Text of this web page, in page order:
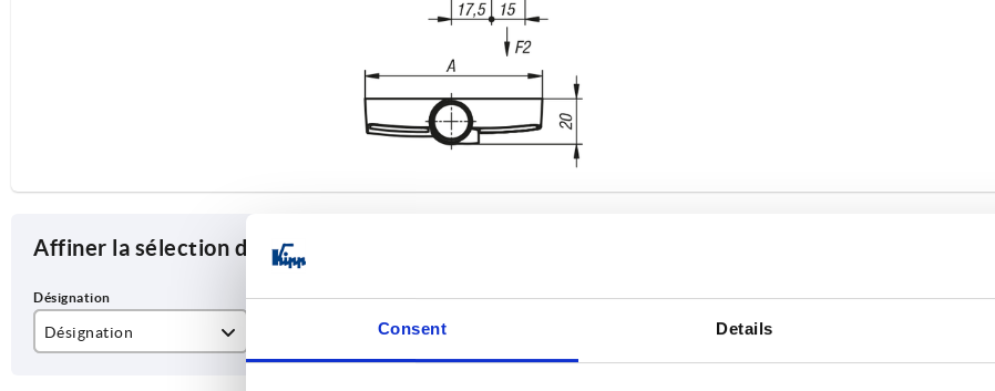
Consent Details
Affiner la sélection des articles
Désignation Type de raccordement